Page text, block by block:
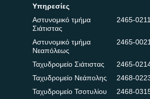
Υπηρεσίες
Αστυνομικό τμήμα
Σιάτιστας
2465-
Αστυνομικό τμήμα
Νεαπόλεως
2465-
Ταχυδρομείο Σιάτιστας
2465-
Ταχυδρομείο Νεάπολης
2468-
Ταχυδρομείο Τσοτυλίου
2468-